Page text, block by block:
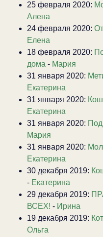
25 февраля 2020:
Алена
24 февраля 2020:
Елена
18 февраля 2020:
дома - Мария
31 января 2020:
Екатерина
31 января 2020:
Екатерина
31 января 2020:
Мария
31 января 2020:
Екатерина
30 декабря 2019:
- Екатерина
29 декабря 2019:
ВСЕХ! - Ирина
19 декабря 2019:
Ольга